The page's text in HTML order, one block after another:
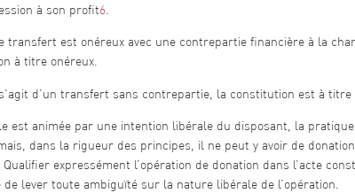
à son profit6.
transfert est onéreux avec une contrepartie financière à la
à titre onéreux.
s’agit d’un transfert sans contrepartie, la constitution est à titre
est animée par une intention libérale du disposant, la
dans la rigueur des principes, il ne peut y avoir de
expressément l’opération de donation dans l’acte
de lever toute ambiguïté sur la nature libérale de l’opération.